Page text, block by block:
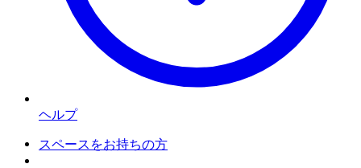
ヘルプ
スペースをお持ちの方